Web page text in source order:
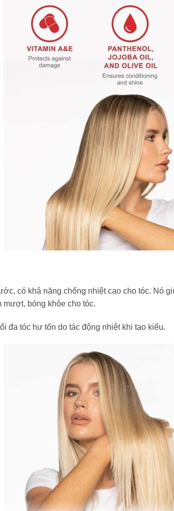
có khả năng chống nhiệt cao cho tóc. Nó
bóng khỏe cho tóc.
đa tóc hư tổn do tác động nhiệt khi tạo kiểu.